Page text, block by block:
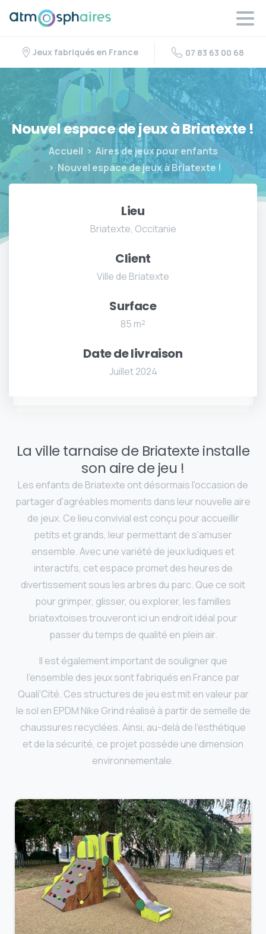
Jeux fabriqués en France 07 83 63 00 68
NouvelespacedejeuxàBriatexte !
Accueil
Aires de jeux pour enfants
Nouvel espace de jeux à Briatexte !
Lieu
Briatexte, Occitanie
Client
Ville de Briatexte
Surface
85 m²
Date de livraison
Juillet 2024
La ville tarnaise de Briatexte installe
son aire de jeu !
Les enfants de Briatexte ont désormais l'occasion de
partager d'agréables moments dans leur nouvelle aire
de jeux. Ce lieu convivial est conçu pour accueillir
petits et grands, leur permettant de s'amuser
ensemble. Avec une variété de jeux ludiques et
interactifs, cet espace promet des heures de
divertissement sous les arbres du parc. Que ce soit
pour grimper, glisser, ou explorer, les familles
briatextoises trouveront ici un endroit idéal pour
passer du temps de qualité en plein air.
Il est également important de souligner que
l'ensemble des jeux sont fabriqués en France par
Quali'Cité. Ces structures de jeu est mit en valeur par
le sol en EPDM Nike Grind réalisé à partir de semelle de
chaussures recyclées. Ainsi, au-delà de l'esthétique
et de la sécurité, ce projet possède une dimension
environnementale.